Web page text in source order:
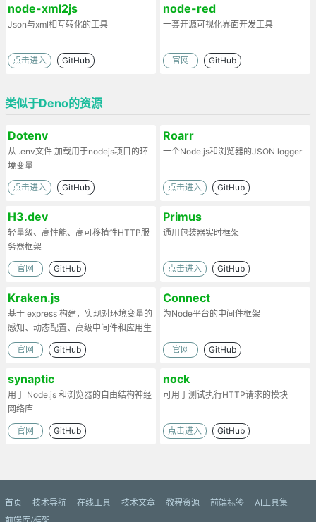
node-xml2js
Json与xml相互转化的工具
点击进入 GitHub
node-red
一套开源可视化界面开发工具
官网 GitHub
类似于Deno的资源
Dotenv
从 .env文件 加载用于nodejs项目的环
境变量
点击进入 GitHub
Roarr
一个Node.js和浏览器的JSON logger
点击进入 GitHub
H3.dev
轻量级、高性能、高可移植性HTTP服
务器框架
官网 GitHub
Primus
通用包装器实时框架
点击进入 GitHub
Kraken.js
基于 express 构建，实现对环境变量的
感知、动态配置、高级中间件和应用生
命周期的事件通知
官网 GitHub
Connect
为Node平台的中间件框架
官网 GitHub
synaptic
用于 Node.js 和浏览器的自由结构神经
网络库
官网 GitHub
nock
可用于测试执行HTTP请求的模块
点击进入 GitHub
首页 技术导航 在线工具 技术文章 教程资源 前端标签
AI工具集